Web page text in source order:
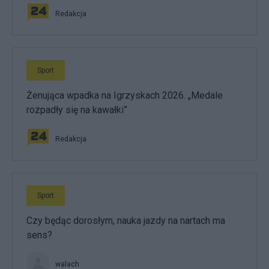
Redakcja
Sport
Żenująca wpadka na Igrzyskach 2026. „Medale
rozpadły się na kawałki”
Redakcja
Sport
Czy będąc dorosłym, nauka jazdy na nartach ma
sens?
walach